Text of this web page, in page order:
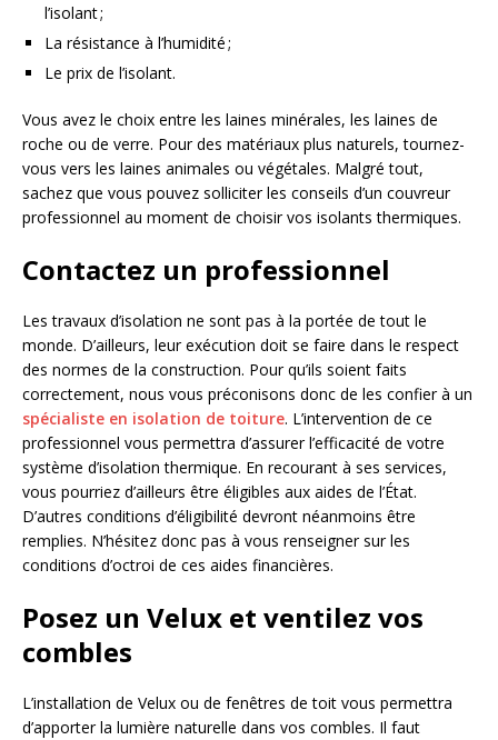
l’isolant ;
La résistance à l’humidité ;
Le prix de l’isolant.
Vous avez le choix entre les laines minérales, les laines de
roche ou de verre. Pour des matériaux plus naturels, tournez-
vous vers les laines animales ou végétales. Malgré tout,
sachez que vous pouvez solliciter les conseils d’un couvreur
professionnel au moment de choisir vos isolants thermiques.
Contactez un professionnel
Les travaux d’isolation ne sont pas à la portée de tout le
monde. D’ailleurs, leur exécution doit se faire dans le respect
des normes de la construction. Pour qu’ils soient faits
correctement, nous vous préconisons donc de les confier à un
spécialiste en isolation de toiture. L’intervention de ce
professionnel vous permettra d’assurer l’efficacité de votre
système d’isolation thermique. En recourant à ses services,
vous pourriez d’ailleurs être éligibles aux aides de l’État.
D’autres conditions d’éligibilité devront néanmoins être
remplies. N’hésitez donc pas à vous renseigner sur les
conditions d’octroi de ces aides financières.
Posez un Velux et ventilez vos
combles
L’installation de Velux ou de fenêtres de toit vous permettra
d’apporter la lumière naturelle dans vos combles. Il faut